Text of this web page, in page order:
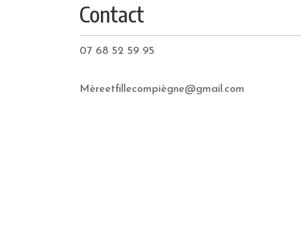
Contact
07 68 52 59 95
Mèreetfillecompiègne@gmail.com